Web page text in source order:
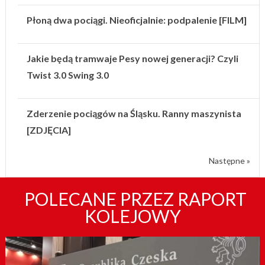
Płoną dwa pociągi. Nieoficjalnie: podpalenie [FILM]
Jakie będą tramwaje Pesy nowej generacji? Czyli
Twist 3.0 Swing 3.0
Zderzenie pociągów na Śląsku. Ranny maszynista
[ZDJĘCIA]
Następne »
POLECANE PRZEZ RAPORT
KOLEJOWY